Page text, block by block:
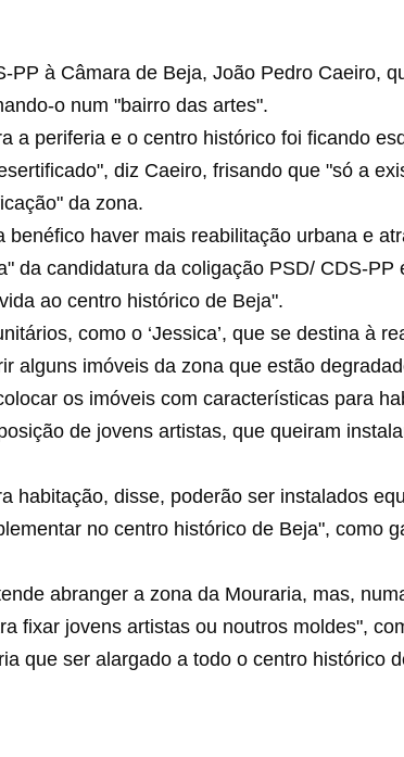
PP à Câmara de Beja, João Pedro Caeiro,
o num "bairro das artes".
a periferia e o centro histórico foi ficando
diz Caeiro, frisando que "só a
da zona.
haver mais reabilitação urbana e
da candidatura da coligação PSD/ CDS-PP
ao centro histórico de Beja".
como o ‘Jessica’, que se destina à
alguns imóveis da zona que estão
os imóveis com características para
de jovens artistas, que queiram
habitação, disse, poderão ser instalados
no centro histórico de Beja", como
abranger a zona da Mouraria, mas,
fixar jovens artistas ou noutros moldes",
que ser alargado a todo o centro histórico